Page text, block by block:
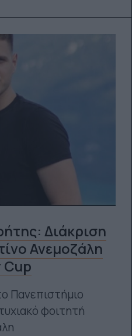
Διάκριση
Ανεμοζάλη
Cup
Πανεπιστήμιο
φοιτητή